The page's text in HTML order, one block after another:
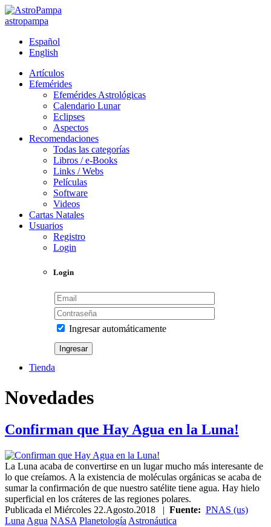
astropampa
Español
English
Artículos
Efemérides
Efemérides Astrológicas
Calendario Lunar
Eclipses
Aspectos
Recomendaciones
Todas las categorías
Libros / e-Books
Links / Webs
Películas
Software
Videos
Cartas Natales
Usuarios
Registro
Login
Login
Ingresar automáticamente
Tienda
Novedades
Confirman que Hay Agua en la Luna!
La Luna acaba de convertirse en un lugar mucho más interesante de
lo que creíamos. A la existencia de moléculas orgánicas se acaba de
sumar la confirmación de que nuestro satélite tiene agua. Hay hielo
superficial en los cráteres de las regiones polares.
Publicada el Miércoles 22.Agosto.2018 | Fuente: PNAS (us)
Luna Agua NASA Planetología Astronáutica